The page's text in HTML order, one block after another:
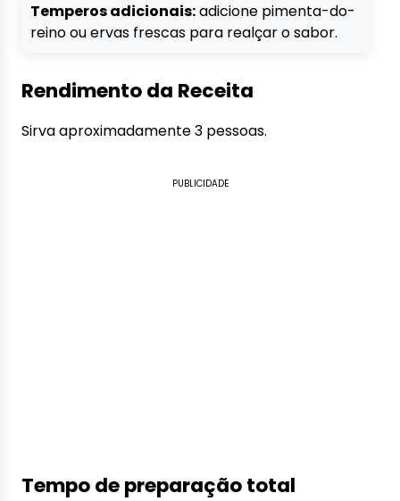
Temperos adicionais:adicione pimenta-do-
reino ou ervas frescas para realçar o sabor.
Rendimento da Receita
Sirva aproximadamente 3 pessoas.
PUBLICIDADE
Tempo de preparação total